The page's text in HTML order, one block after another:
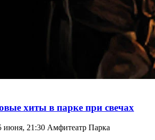
хиты в парке при свечах
июня, 21:30 Амфитеатр Парка